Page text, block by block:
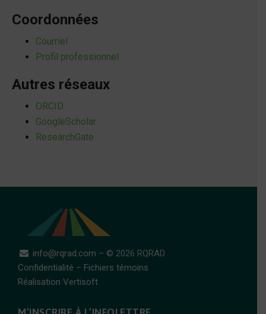
Coordonnées
Courriel
Profil professionnel
Autres réseaux
ORCID
GoogleScholar
ResearchGate
info@rqrad.com – © 2026 RQRAD
Confidentialité – Fichiers témoins
Réalisation Vertisoft